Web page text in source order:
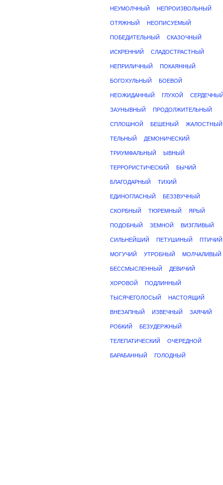
НЕУМОЛЧНЫЙ НЕПРОИЗВОЛЬНЫЙ
ОТЯЖНЫЙ НЕОПИСУЕМЫЙ
ПОБЕДИТЕЛЬНЫЙ СКАЗОЧНЫЙ
ИСКРЕННИЙ СЛАДОСТРАСТНЫЙ
НЕПРИЛИЧНЫЙ ПОКАЯННЫЙ
БОГОХУЛЬНЫЙ БОЕВОЙ
НЕОЖИДАННЫЙ ГЛУХОЙ
ЗАУНЫВНЫЙ ПРОДОЛЖИТЕЛЬНЫЙ
СПЛОШНОЙ БЕШЕНЫЙ ЖАЛОСТНЫЙ
ТЕЛЬНЫЙ ДЕМОНИЧЕСКИЙ
ТРИУМФАЛЬНЫЙ ЫВНЫЙ
ТЕРРОРИСТИЧЕСКИЙ БЫЧИЙ
БЛАГОДАРНЫЙ ТИХИЙ
ЕДИНОГЛАСНЫЙ БЕЗЗВУЧНЫЙ
СКОРБНЫЙ ТЮРЕМНЫЙ ЯРЫЙ
ПОДОБНЫЙ ЗЕМНОЙ ВИЗГЛИВЫЙ
СИЛЬНЕЙШИЙ ПЕТУШИНЫЙ ПТИЧИЙ
МОГУЧИЙ УТРОБНЫЙ МОЛЧАЛИВЫЙ
БЕССМЫСЛЕННЫЙ ДЕВИЧИЙ
ХОРОВОЙ ПОДЛИННЫЙ
ТЫСЯЧЕГОЛОСЫЙ НАСТОЯЩИЙ
ВНЕЗАПНЫЙ ИЗВЕЧНЫЙ ЗАЯЧИЙ
РОБКИЙ БЕЗУДЕРЖНЫЙ
ТЕЛЕПАТИЧЕСКИЙ ОЧЕРЕДНОЙ
БАРАБАННЫЙ ГОЛОДНЫЙ